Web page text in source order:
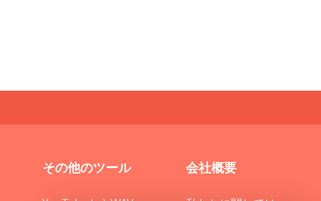
その他のツール 会社概要